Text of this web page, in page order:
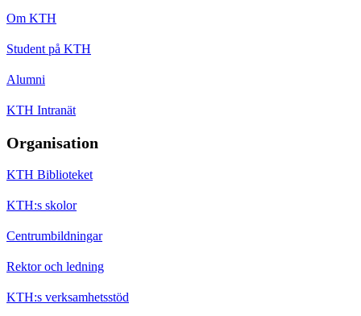
Om KTH
Student på KTH
Alumni
KTH Intranät
Organisation
KTH Biblioteket
KTH:s skolor
Centrumbildningar
Rektor och ledning
KTH:s verksamhetsstöd